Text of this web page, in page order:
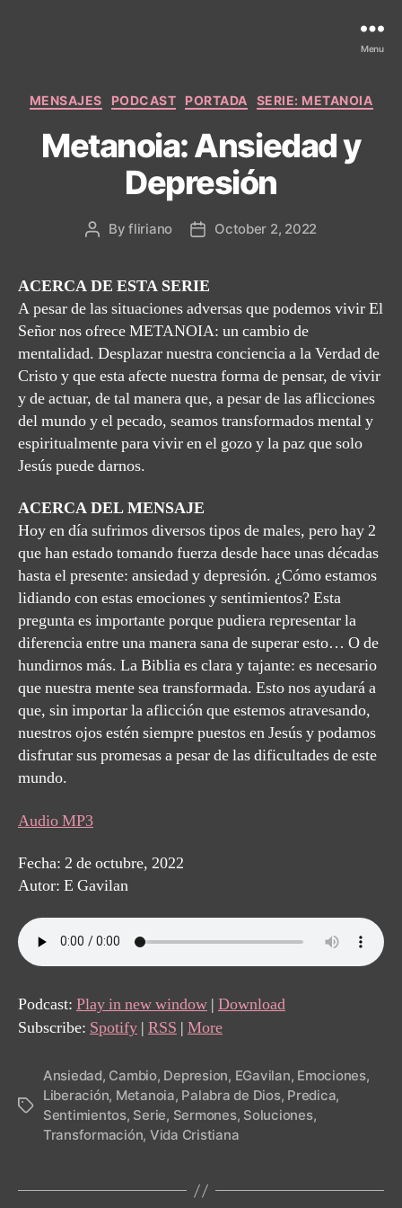
Menu
Categories
MENSAJES PODCAST PORTADA SERIE: METANOIA
Metanoia: Ansiedad y
Depresión
PostByfliriano
PostOctober 2, 2022
ACERCA DE ESTA SERIE
A pesar de las situaciones adversas que podemos vivir El
Señor nos ofrece METANOIA: un cambio de
mentalidad. Desplazar nuestra conciencia a la Verdad de
Cristo y que esta afecte nuestra forma de pensar, de vivir
y de actuar, de tal manera que, a pesar de las aflicciones
del mundo y el pecado, seamos transformados mental y
espiritualmente para vivir en el gozo y la paz que solo
Jesús puede darnos.
ACERCA DEL MENSAJE
Hoy en día sufrimos diversos tipos de males, pero hay 2
que han estado tomando fuerza desde hace unas décadas
hasta el presente: ansiedad y depresión. ¿Cómo estamos
lidiando con estas emociones y sentimientos? Esta
pregunta es importante porque pudiera representar la
diferencia entre una manera sana de superar esto… O de
hundirnos más. La Biblia es clara y tajante: es necesario
que nuestra mente sea transformada. Esto nos ayudará a
que, sin importar la aflicción que estemos atravesando,
nuestros ojos estén siempre puestos en Jesús y podamos
disfrutar sus promesas a pesar de las dificultades de este
mundo.
Audio MP3
Fecha: 2 de octubre, 2022
Autor: E Gavilan
Podcast: Play in new window | Download
Subscribe: Spotify | RSS | More
Tags
Ansiedad, Cambio, Depresion, EGavilan, Emociones,
Liberación, Metanoia, Palabra de Dios, Predica,
Sentimientos, Serie, Sermones, Soluciones,
Transformación, Vida Cristiana